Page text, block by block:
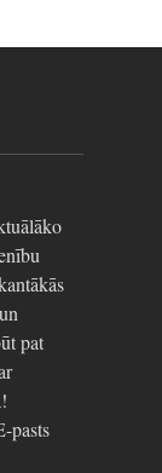
pat
pasts